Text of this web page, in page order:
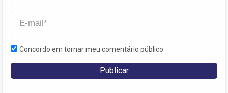
Concordo em tornar meu comentário público